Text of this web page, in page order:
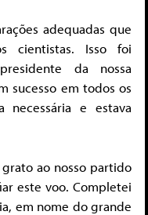
adequadas que
cientistas. Isso foi
da nossa
sucesso em todos os
necessária e estava
ao nosso partido
este voo. Completei
em nome do grande